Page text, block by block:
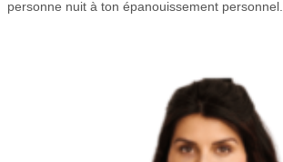
personne nuit à ton épanouissement personnel.